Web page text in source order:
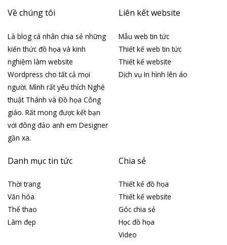
Về chúng tôi
Là blog cá nhân chia sẻ những
kiến thức đồ họa và kinh
nghiệm làm website
Wordpress cho tất cả mọi
người. Mình rất yêu thích Nghệ
thuật Thánh và Đồ họa Công
giáo. Rất mong được kết bạn
với đông đảo anh em Designer
gần xa.
Liên kết website
Mẫu web tin tức
Thiết kế web tin tức
Thiết kế website
Dịch vụ In hình lên áo
Danh mục tin tức
Thời trang
Văn hóa
Thể thao
Làm đẹp
Chia sẻ
Thiết kế đồ họa
Thiết kế website
Góc chia sẻ
Học đồ họa
Video